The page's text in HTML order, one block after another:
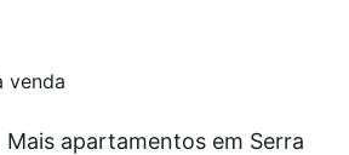
venda
Mais apartamentos em Serra